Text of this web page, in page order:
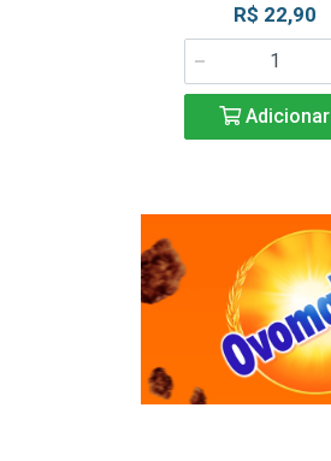
R$ 22,90
Adicionar